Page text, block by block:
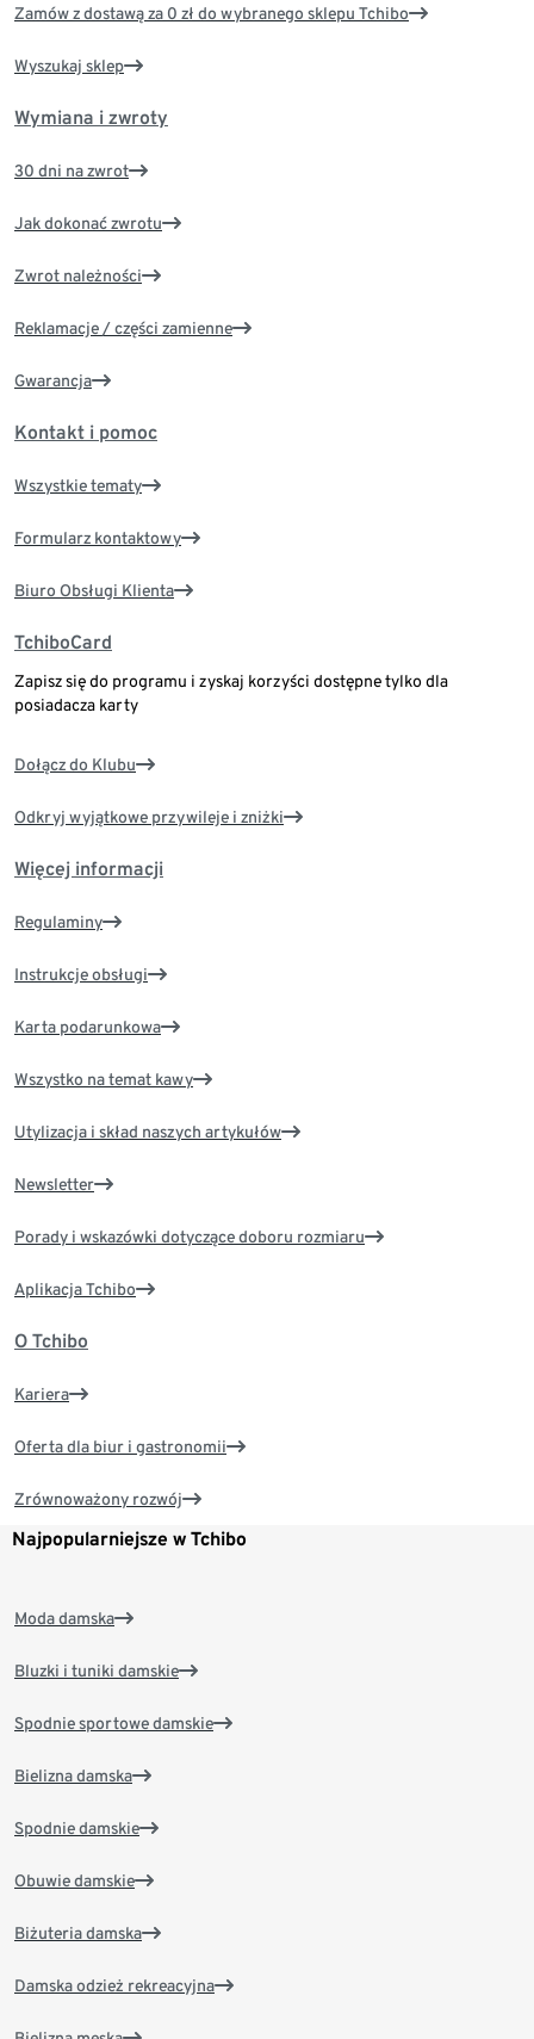
Zamów z dostawą za 0 zł do wybranego sklepu Tchibo
Wyszukaj sklep
Wymiana i zwroty
30 dni na zwrot
Jak dokonać zwrotu
Zwrot należności
Reklamacje / części zamienne
Gwarancja
Kontakt i pomoc
Wszystkie tematy
Formularz kontaktowy
Biuro Obsługi Klienta
TchiboCard
Zapisz się do programu i zyskaj korzyści dostępne tylko dla
posiadacza karty
Dołącz do Klubu
Odkryj wyjątkowe przywileje i zniżki
Więcej informacji
Regulaminy
Instrukcje obsługi
Karta podarunkowa
Wszystko na temat kawy
Utylizacja i skład naszych artykułów
Newsletter
Porady i wskazówki dotyczące doboru rozmiaru
Aplikacja Tchibo
O Tchibo
Kariera
Oferta dla biur i gastronomii
Zrównoważony rozwój
Najpopularniejsze w Tchibo
Moda damska
Bluzki i tuniki damskie
Spodnie sportowe damskie
Bielizna damska
Spodnie damskie
Obuwie damskie
Biżuteria damska
Damska odzież rekreacyjna